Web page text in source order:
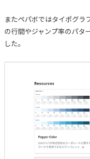
またペパボではタイポグラ
の行間やジャンプ率のパタ
した。